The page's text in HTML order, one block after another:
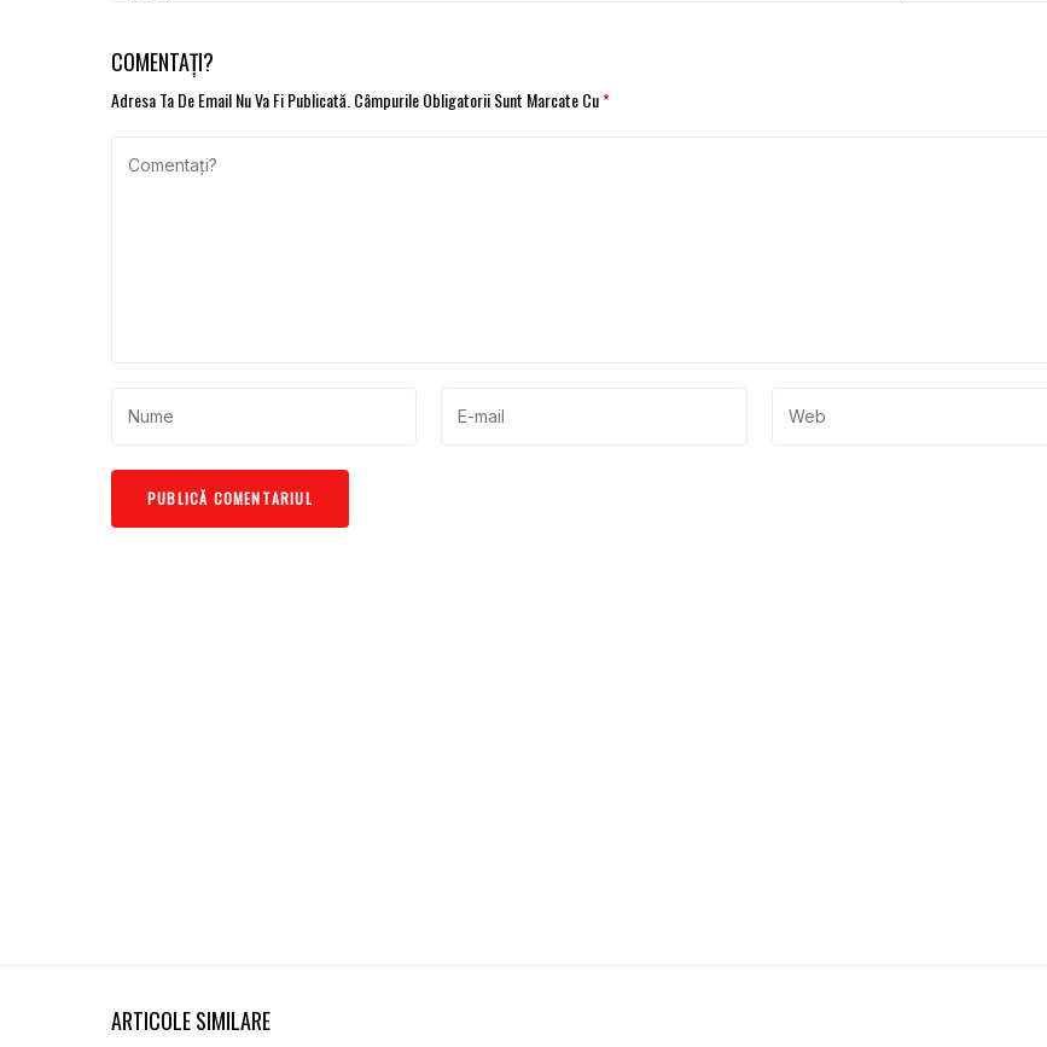
COMENTAȚI?
Adresa Ta De Email Nu Va Fi Publicată. Câmpurile Obligatorii Sunt Marcate Cu*
ARTICOLE SIMILARE